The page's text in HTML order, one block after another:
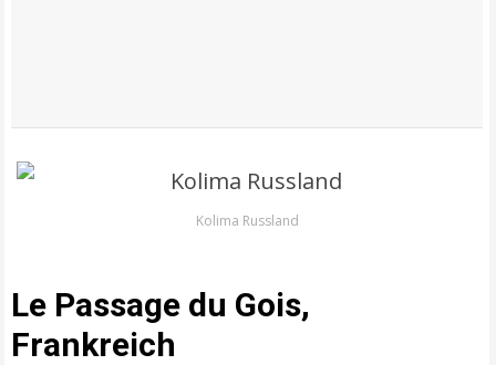
Kolima Russland
Le Passage du Gois,
Frankreich